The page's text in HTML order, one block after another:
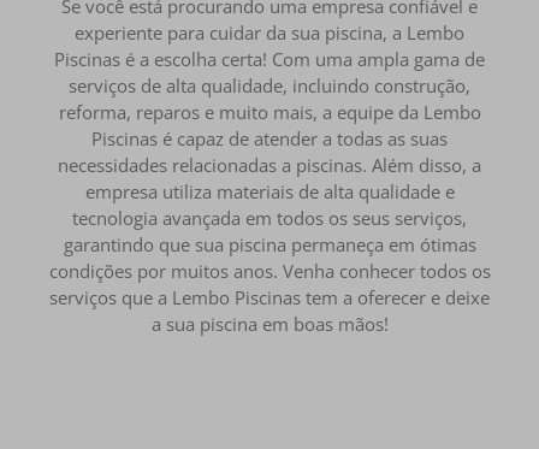
Se você está procurando uma empresa confiável e
experiente para cuidar da sua piscina, a Lembo
Piscinas é a escolha certa! Com uma ampla gama de
serviços de alta qualidade, incluindo construção,
reforma, reparos e muito mais, a equipe da Lembo
Piscinas é capaz de atender a todas as suas
necessidades relacionadas a piscinas. Além disso, a
empresa utiliza materiais de alta qualidade e
tecnologia avançada em todos os seus serviços,
garantindo que sua piscina permaneça em ótimas
condições por muitos anos. Venha conhecer todos os
serviços que a Lembo Piscinas tem a oferecer e deixe
a sua piscina em boas mãos!